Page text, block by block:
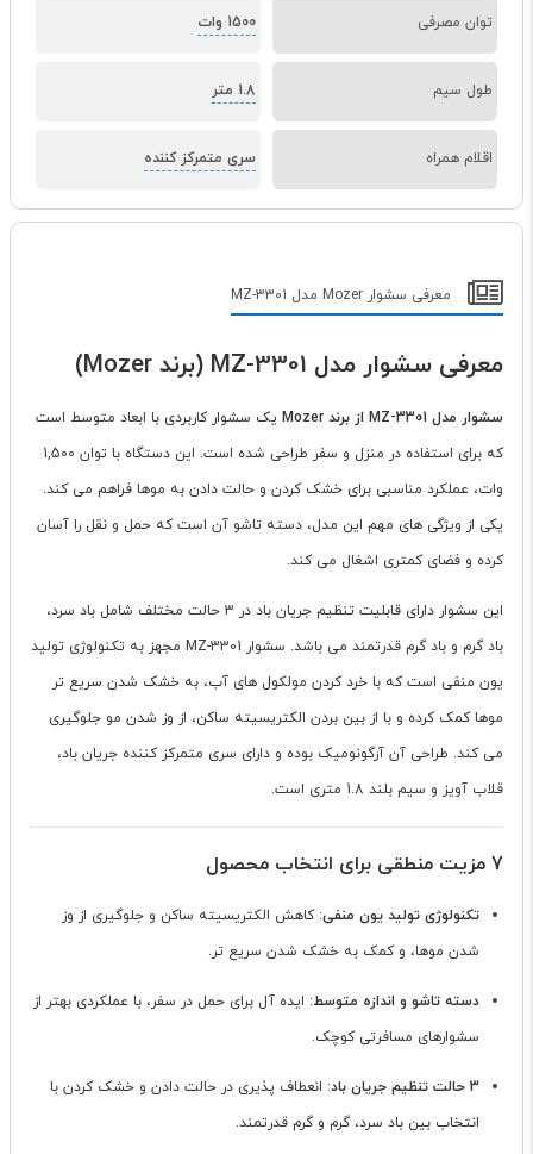
توان مصرفی 1500 وات
طول سیم 1.8 متر
اقلام همراه سری متمرکز کننده
معرفی سشوار Mozer مدل MZ-3301
معرفی سشوار مدل MZ-3301 (برند Mozer)
سشوار مدل MZ-3301 از برند Mozer
یک سشوار کاربردی با ابعاد متوسط است
که برای استفاده در منزل و سفر طراحی شده است. این دستگاه با توان 1,500
وات، عملکرد مناسبی برای خشک کردن و حالت دادن به موها فراهم می کند.
یکی از ویژگی های مهم این مدل، دسته تاشو آن است که حمل و نقل را آسان
کرده و فضای کمتری اشغال می کند.
این سشوار دارای قابلیت تنظیم جریان باد در 3 حالت مختلف شامل باد سرد،
باد گرم و باد گرم قدرتمند می باشد. سشوار MZ-3301 مجهز به تکنولوژی تولید
یون منفی است که با خرد کردن مولکول های آب، به خشک شدن سریع تر
موها کمک کرده و با از بین بردن الکتریسیته ساکن، از وز شدن مو جلوگیری
می کند. طراحی آن آرگونومیک بوده و دارای سری متمرکز کننده جریان باد،
قلاب آویز و سیم بلند 1.8 متری است.
7 مزیت منطقی برای انتخاب محصول
تکنولوژی تولید یون منفی: کاهش الکتریسیته ساکن و جلوگیری از وز
شدن موها، و کمک به خشک شدن سریع تر.
دسته تاشو و اندازه متوسط: ایده آل برای حمل در سفر، با عملکردی بهتر از
سشوارهای مسافرتی کوچک.
3 حالت تنظیم جریان باد
: انعطاف پذیری در حالت دادن و خشک کردن با
انتخاب بین باد سرد، گرم و گرم قدرتمند.